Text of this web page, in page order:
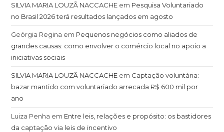
SILVIA MARIA LOUZÃ NACCACHE em Pesquisa Voluntariado
no Brasil 2026 terá resultados lançados em agosto
Geórgia Regina em Pequenos negócios como aliados de
grandes causas: como envolver o comércio local no apoio a
iniciativas sociais
SILVIA MARIA LOUZÃ NACCACHE em Captação voluntária:
bazar mantido com voluntariado arrecada R$ 600 mil por
ano
Luiza Penha em Entre leis, relações e propósito: os bastidores
da captação via leis de incentivo